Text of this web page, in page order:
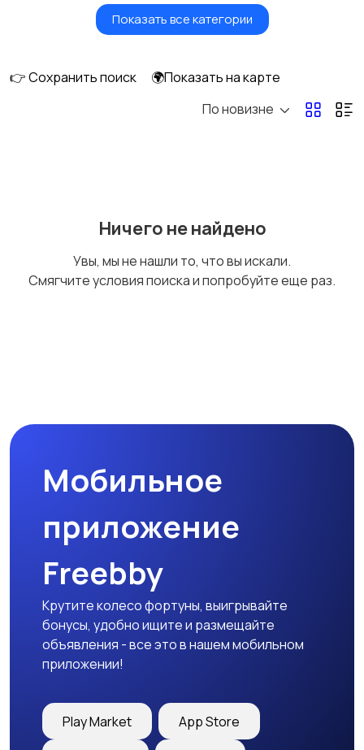
Головные уборы Домашняя одежда
Нижнее белье
Футболки и поло Штаны и шорты
Другое
Показать все категории
👉 Сохранить поиск
🌍Показать на карте
По новизне
Ничего не найдено
Увы, мы не нашли то, что вы искали.
Смягчите условия поиска и попробуйте еще раз.
Мобильное
приложение
Freebby
Крутите колесо фортуны, выигрывайте
бонусы, удобно ищите и размещайте
объявления - все это в нашем мобильном
приложении!
Play Market App Store